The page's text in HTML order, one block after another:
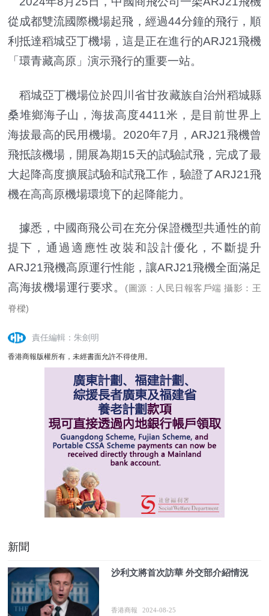
從成都雙流國際機場起飛，經過44分鐘的飛行，順
利抵達稻城亞丁機場，這是正在進行的ARJ21飛機
「環青藏高原」演示飛行的重要一站。
稻城亞丁機場位於四川省甘孜藏族自治州稻城縣
桑堆鄉海子山，海拔高度4411米，是目前世界上
海拔最高的民用機場。2020年7月，ARJ21飛機曾
飛抵該機場，開展為期15天的試驗試飛，完成了最
大起降高度擴展試驗和試飛工作，驗證了ARJ21飛
機在高高原機場環境下的起降能力。
據悉，中國商飛公司在充分保證機型共通性的前
提下，通過適應性改裝和設計優化，不斷提升
ARJ21飛機高原運行性能，讓ARJ21飛機全面滿足
高海拔機場運行要求。
(圖源：人民日報客戶端 攝影：王
脊樑)
責任編輯：朱劍明
香港商報版權所有，未經書面允許不得使用。
新聞
沙利文將首次訪華 外交部介紹情況
香港商報 2024-08-25